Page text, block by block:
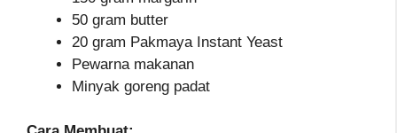
50 gram butter
20 gram Pakmaya Instant Yeast
Pewarna makanan
Minyak goreng padat